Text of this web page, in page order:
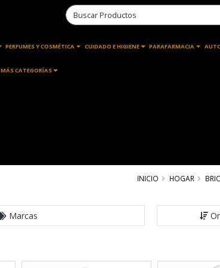
PERFUMES Y COSMÉTICA CUIDADO E HIGIENE PARAFARMACIA
MÁS CATEGORÍAS
INICIO HOGAR
Marcas